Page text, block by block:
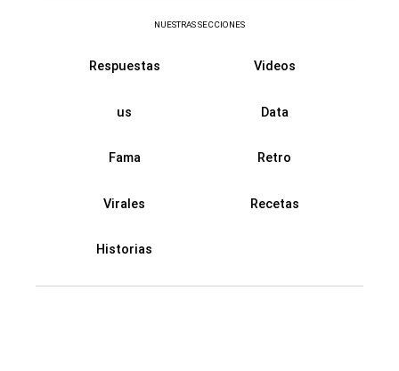
NUESTRAS SECCIONES
Respuestas Videos
us Data
Fama Retro
Virales Recetas
Historias